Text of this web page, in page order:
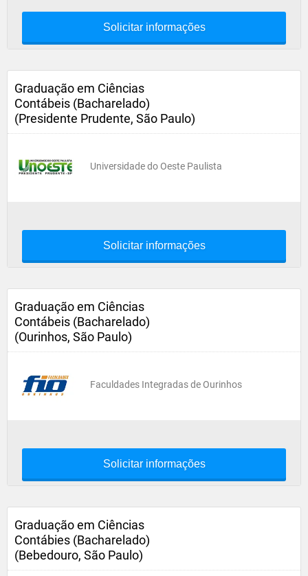
Solicitar informações
Graduação em Ciências
Contábeis (Bacharelado)
(Presidente Prudente, São Paulo)
Universidade do Oeste Paulista
Solicitar informações
Graduação em Ciências
Contábeis (Bacharelado)
(Ourinhos, São Paulo)
Faculdades Integradas de Ourinhos
Solicitar informações
Graduação em Ciências
Contábies (Bacharelado)
(Bebedouro, São Paulo)